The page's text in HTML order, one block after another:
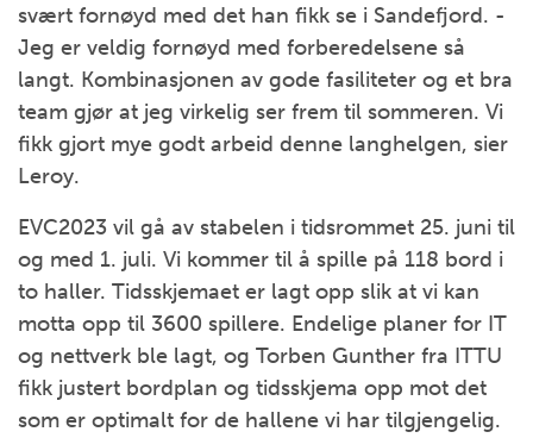
svært fornøyd med det han fikk se i Sandefjord. -
Jeg er veldig fornøyd med forberedelsene så
langt. Kombinasjonen av gode fasiliteter og et bra
team gjør at jeg virkelig ser frem til sommeren. Vi
fikk gjort mye godt arbeid denne langhelgen, sier
Leroy.
EVC2023 vil gå av stabelen i tidsrommet 25. juni til
og med 1. juli. Vi kommer til å spille på 118 bord i
to haller. Tidsskjemaet er lagt opp slik at vi kan
motta opp til 3600 spillere. Endelige planer for IT
og nettverk ble lagt, og Torben Gunther fra ITTU
fikk justert bordplan og tidsskjema opp mot det
som er optimalt for de hallene vi har tilgjengelig.